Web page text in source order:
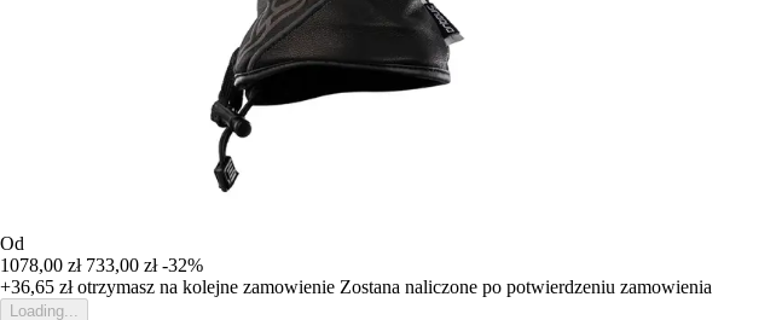
Od
1078,00 zł 733,00 zł -32%
+36,65 złotrzymasz na kolejne zamowienie Zostana naliczone po potwierdzeniu zamowienia
Loading...